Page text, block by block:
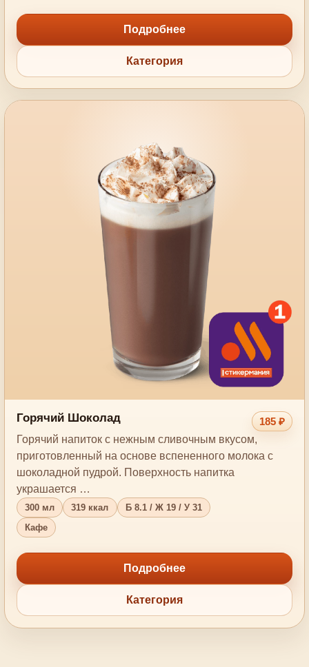
Подробнее
Категория
Горячий Шоколад
185 ₽
Горячий напиток с нежным сливочным вкусом,
приготовленный на основе вспененного молока с
шоколадной пудрой. Поверхность напитка
украшается …
300 мл 319 ккал
Б 8.1 / Ж 19 / У 31
Кафе
Подробнее
Категория